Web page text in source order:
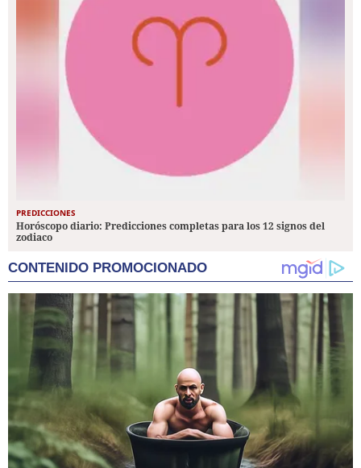
PREDICCIONES
Horóscopo diario: Predicciones completas para los 12 signos del
zodiaco
CONTENIDO PROMOCIONADO